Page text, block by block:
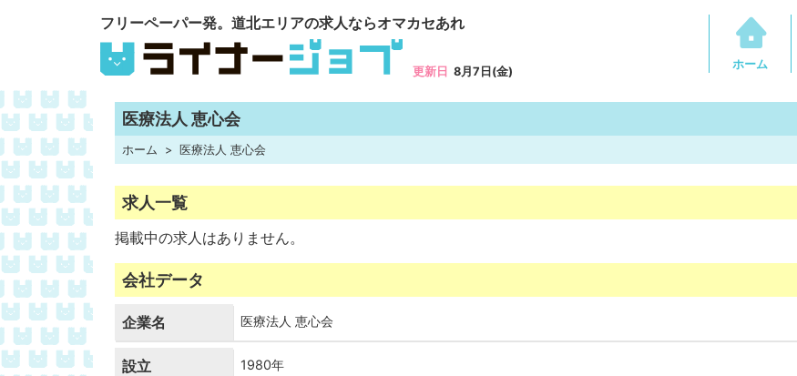
フリーペーパー発。道北エリアの求人ならオマカセあれ
更新日 8月7日(金)
ホーム
医療法人 恵心会
ホーム 医療法人 恵心会
求人一覧
掲載中の求人はありません。
会社データ
企業名 医療法人 恵心会
設立 1980年